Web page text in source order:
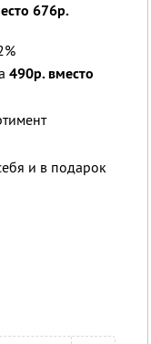
676р.
490р. вместо
и в подарок